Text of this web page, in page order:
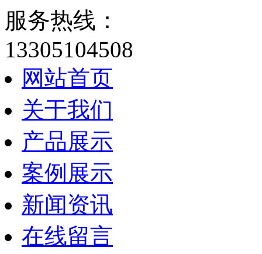
服务热线：
13305104508
网站首页
关于我们
产品展示
案例展示
新闻资讯
在线留言